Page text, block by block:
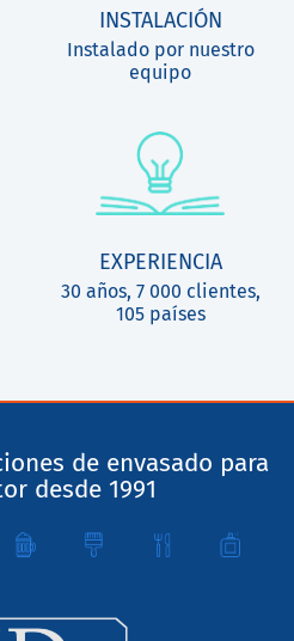
INSTALACIÓN
Instalado por nuestro
equipo
EXPERIENCIA
30 años, 7 000 clientes,
105 países
de envasado para
desde 1991